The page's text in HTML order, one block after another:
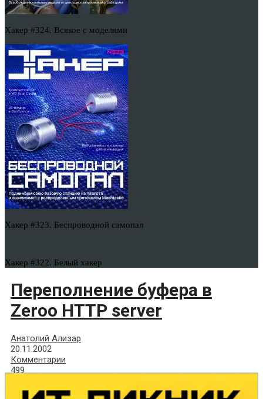
Хакер #324. Всякое с моделями
Хакер #323. Беспроводной самопал
Хакер #322. Белый хакер
Переполнение буфера в
Zeroo HTTP server
Анатолий Ализар
20.11.2002
Комментарии
499